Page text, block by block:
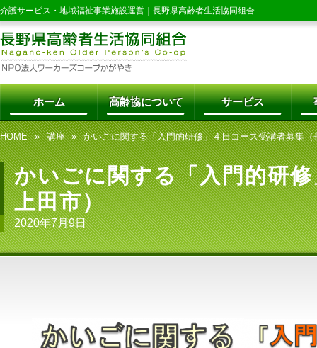
介護サービス・地域福祉事業施設運営｜ 長野県高齢者生活協同組合
ホーム 高齢協について サービス
HOME 講座 かいごに関する「入門的研修」４日コース受講者募集（
かいごに関する「入門的研
上田市）
2020年7月9日